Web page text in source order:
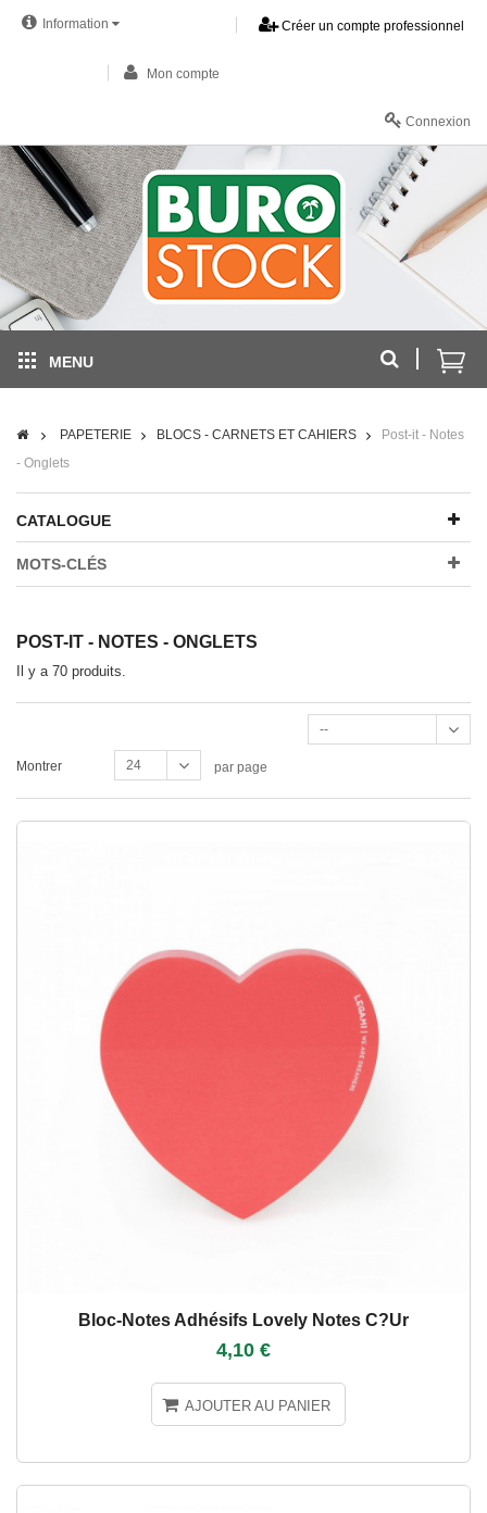
Information Créer un compte professionnel
Mon compte
Connexion
MENU
PAPETERIE BLOCS - CARNETS ET CAHIERS
Post-it - Notes
- Onglets
CATALOGUE
MOTS-CLÉS
POST-IT - NOTES - ONGLETS
Il y a 70 produits.
--
Montrer 24 par page
Bloc-Notes Adhésifs Lovely Notes C?ur
4,10 €
AJOUTER AU PANIER